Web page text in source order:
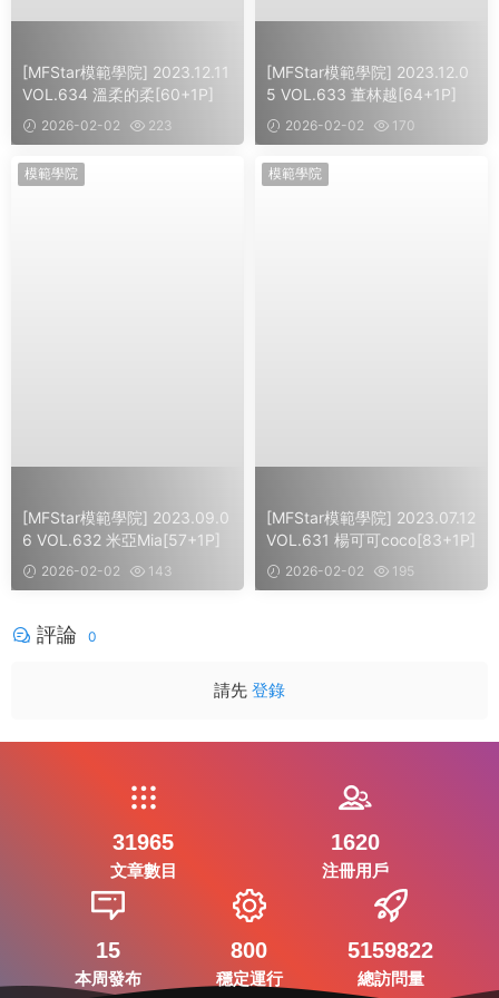
[MFStar模範學院] 2023.12.11
VOL.634 溫柔的柔[60+1P]
2026-02-02 223
[MFStar模範學院] 2023.12.0
5 VOL.633 董林越[64+1P]
2026-02-02 170
模範學院
[MFStar模範學院] 2023.09.0
6 VOL.632 米亞Mia[57+1P]
2026-02-02 143
模範學院
[MFStar模範學院] 2023.07.12
VOL.631 楊可可coco[83+1P]
2026-02-02 195
評論 0
請先 登錄
31965
文章數目
1620
注冊用戶
15
本周發布
800
穩定運行
5159822
總訪問量